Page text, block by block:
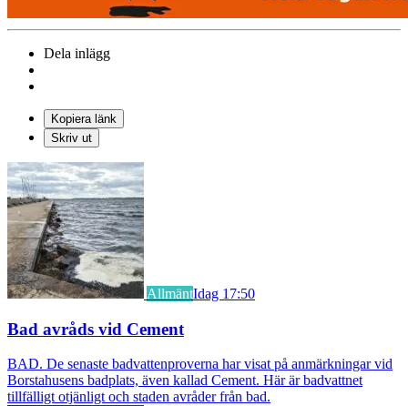
Dela inlägg
Kopiera länk
Skriv ut
AllmäntIdag 17:50
Bad avråds vid Cement
BAD. De senaste badvattenproverna har visat på anmärkningar vid
Borstahusens badplats, även kallad Cement. Här är badvattnet
tillfälligt otjänligt och staden avråder från bad.